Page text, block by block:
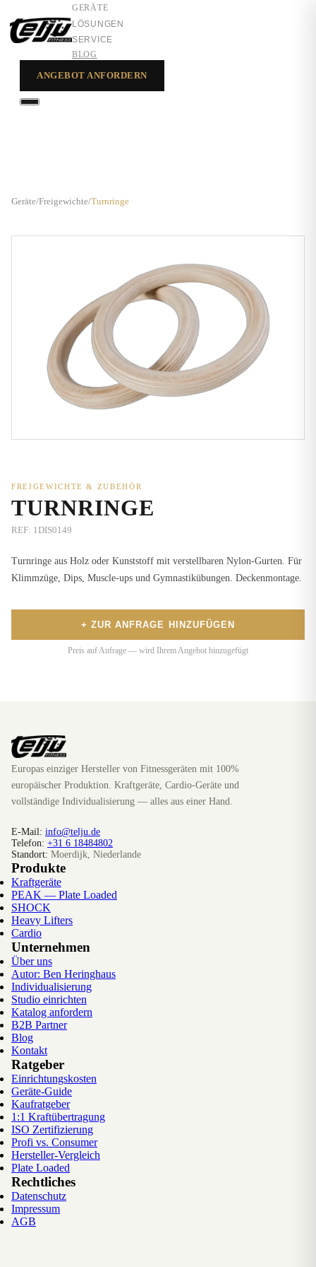
GERÄTE
LÖSUNGEN
SERVICE
BLOG
ANGEBOT ANFORDERN
Geräte/Freigewichte/Turnringe
FREIGEWICHTE & ZUBEHÖR
TURNRINGE
REF: 1DIS0149
Turnringe aus Holz oder Kunststoff mit verstellbaren Nylon-Gurten. Für
Klimmzüge, Dips, Muscle-ups und Gymnastikübungen. Deckenmontage.
+ ZUR ANFRAGE HINZUFÜGEN
Preis auf Anfrage — wird Ihrem Angebot hinzugefügt
Europas einziger Hersteller von Fitnessgeräten mit 100%
europäischer Produktion. Kraftgeräte, Cardio-Geräte und
vollständige Individualisierung — alles aus einer Hand.
E-Mail: info@telju.de
Telefon: +31 6 18484802
Standort: Moerdijk, Niederlande
Produkte
Kraftgeräte
PEAK — Plate Loaded
SHOCK
Heavy Lifters
Cardio
Unternehmen
Über uns
Autor: Ben Heringhaus
Individualisierung
Studio einrichten
Katalog anfordern
B2B Partner
Blog
Kontakt
Ratgeber
Einrichtungskosten
Geräte-Guide
Kaufratgeber
1:1 Kraftübertragung
ISO Zertifizierung
Profi vs. Consumer
Hersteller-Vergleich
Plate Loaded
Rechtliches
Datenschutz
Impressum
AGB